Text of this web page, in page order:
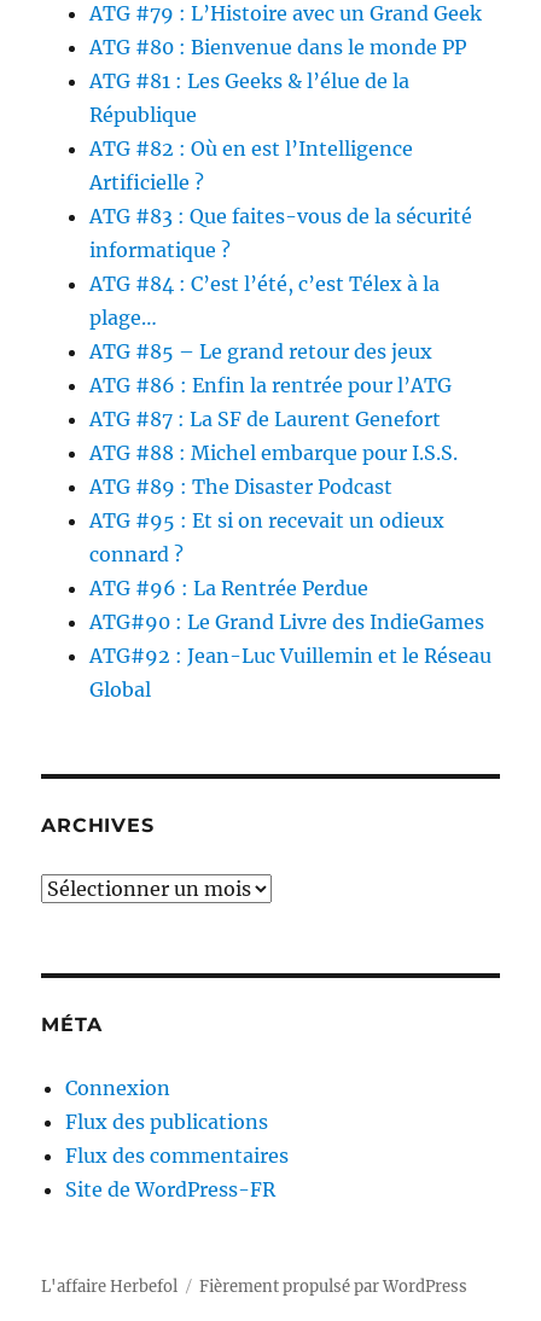
ATG #79 : L’Histoire avec un Grand Geek
ATG #80 : Bienvenue dans le monde PP
ATG #81 : Les Geeks & l’élue de la
République
ATG #82 : Où en est l’Intelligence
Artificielle ?
ATG #83 : Que faites-vous de la sécurité
informatique ?
ATG #84 : C’est l’été, c’est Télex à la
plage…
ATG #85 – Le grand retour des jeux
ATG #86 : Enfin la rentrée pour l’ATG
ATG #87 : La SF de Laurent Genefort
ATG #88 : Michel embarque pour I.S.S.
ATG #89 : The Disaster Podcast
ATG #95 : Et si on recevait un odieux
connard ?
ATG #96 : La Rentrée Perdue
ATG#90 : Le Grand Livre des IndieGames
ATG#92 : Jean-Luc Vuillemin et le Réseau
Global
ARCHIVES
Archives
MÉTA
Connexion
Flux des publications
Flux des commentaires
Site de WordPress-FR
L'affaire Herbefol Fièrement propulsé par WordPress